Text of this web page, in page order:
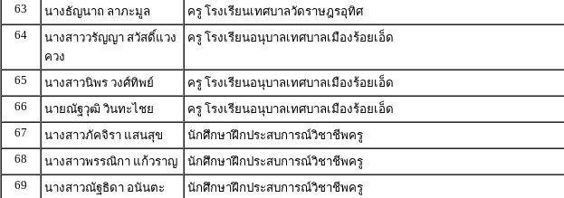
63
นางธัญนาถ ลาภะมูล ครู โรงเรียนเทศบาลวัดราษฎรอุทิศ
64
นางสาววรัญญา สวัสดิ์แวง
ควง
ครู โรงเรียนอนุบาลเทศบาลเมืองร้อยเอ็ด
65 นางสาวนิพร วงศ์ทิพย์ ครู โรงเรียนอนุบาลเทศบาลเมืองร้อยเอ็ด
66
นายณัฐวุฒิ วินทะไชย ครู โรงเรียนอนุบาลเทศบาลเมืองร้อยเอ็ด
67
นางสาวภัคจิรา แสนสุข นักศึกษาฝึกประสบการณ์วิชาชีพครู
68
นางสาวพรรณิกา แก้วราญ นักศึกษาฝึกประสบการณ์วิชาชีพครู
69
นางสาวณัฐธิดา อนันตะ
นักศึกษาฝึกประสบการณ์วิชาชีพครู